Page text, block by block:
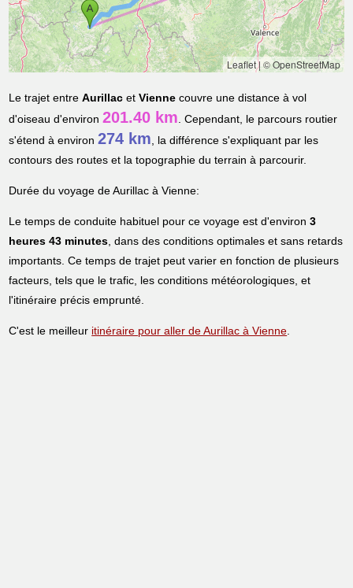
Leaflet|© OpenStreetMap
Le trajet entreAurillac etVienne couvre une distance à vol
d'oiseau d'environ201.40 km. Cependant, le parcours routier
s'étend à environ274 km, la différence s'expliquant par les
contours des routes et la topographie du terrain à parcourir.
Durée du voyage de Aurillac à Vienne:
Le temps de conduite habituel pour ce voyage est d'environ3
heures 43 minutes, dans des conditions optimales et sans retards
importants. Ce temps de trajet peut varier en fonction de plusieurs
facteurs, tels que le trafic, les conditions météorologiques, et
l'itinéraire précis emprunté.
C'est le meilleur itinéraire pour aller de Aurillac à Vienne.